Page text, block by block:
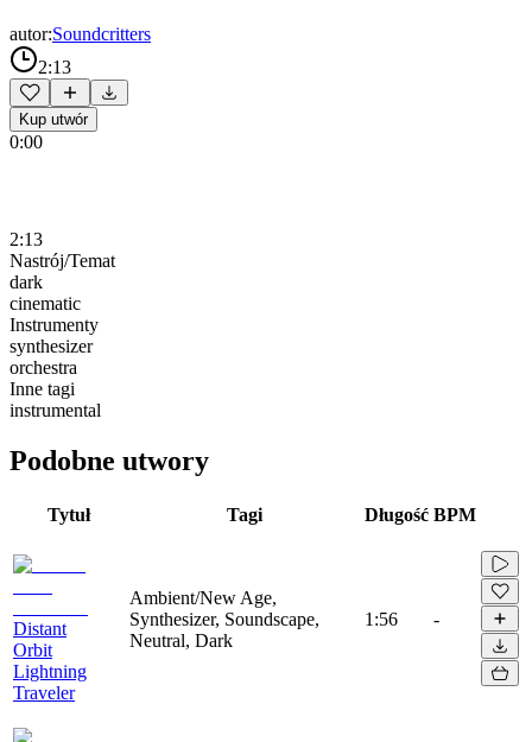
autor:Soundcritters
2:13
Kup utwór
0:00
2:13
Nastrój/Temat
dark
cinematic
Instrumenty
synthesizer
orchestra
Inne tagi
instrumental
Podobne utwory
Tytuł Tagi Długość BPM
Distant
Orbit
Lightning
Traveler
Ambient/New Age,
Synthesizer, Soundscape,
Neutral, Dark
1:56 -